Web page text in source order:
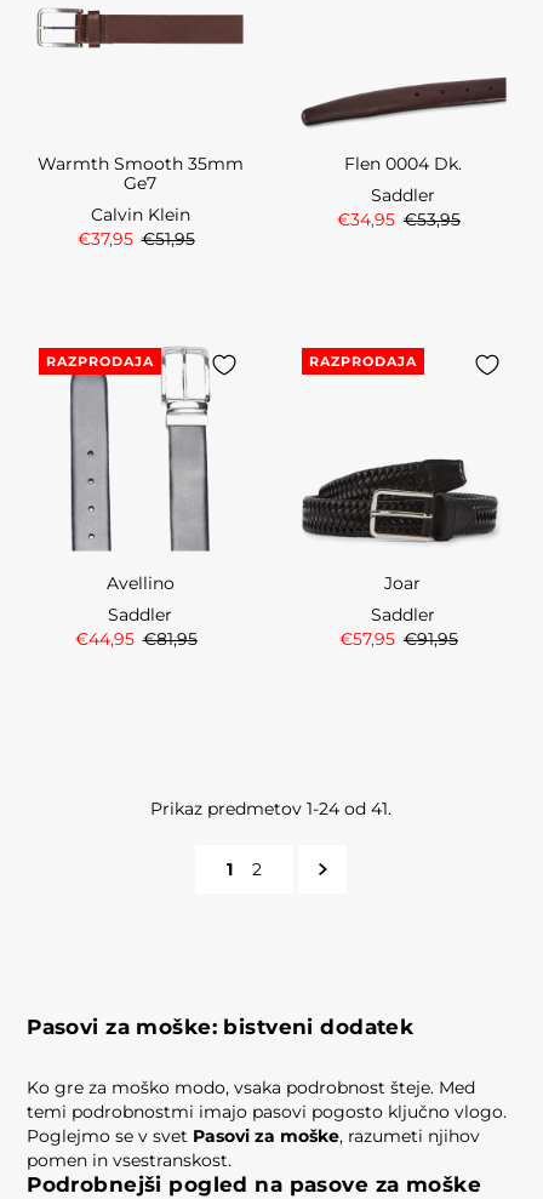
Warmth Smooth 35mm
Ge7
Calvin Klein
€37,95 €51,95
Flen 0004 Dk.
Saddler
€34,95 €53,95
RAZPRODAJA
Avellino
Saddler
€44,95 €81,95
RAZPRODAJA
Joar
Saddler
€57,95 €91,95
Prikaz predmetov 1-24 od 41.
1 2
Pasovi za moške: bistveni dodatek
Ko gre za moško modo, vsaka podrobnost šteje. Med
temi podrobnostmi imajo pasovi pogosto ključno vlogo.
Poglejmo se v svet Pasovi za moške, razumeti njihov
pomen in vsestranskost.
Podrobnejši pogled na pasove za moške